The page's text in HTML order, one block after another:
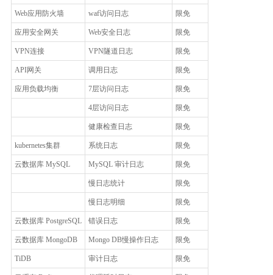
Web应用防火墙 waf访问日志 限免
应用安全网关 Web安全日志 限免
VPN连接 VPN隧道日志 限免
API网关 调用日志 限免
应用负载均衡 7层访问日志 限免
4层访问日志 限免
健康检查日志 限免
kubernetes集群 系统日志 限免
云数据库 MySQL MySQL 审计日志 限免
慢日志统计 限免
慢日志明细 限免
云数据库 PostgreSQL 错误日志 限免
云数据库 MongoDB Mongo DB慢操作日志 限免
TiDB 审计日志 限免